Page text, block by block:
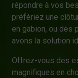
répondre à vos
préfériez une
en gabion, ou des
avons la solution
Offrez-vous des
magnifiques en